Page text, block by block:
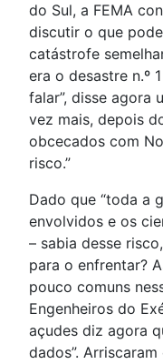
do Sul, a FEMA
discutir o que
catástrofe
era o desastre n.º
falar”, disse agora
vez mais, depois
obcecados com
risco.”
Dado que “toda a
envolvidos e os
– sabia desse
para o enfrentar?
pouco comuns
Engenheiros do
açudes diz agora
dados”.